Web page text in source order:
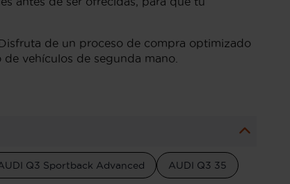
de un proceso de compra optimizado
vehículos de segunda mano.
Q3 Sportback Advanced AUDI Q3 35